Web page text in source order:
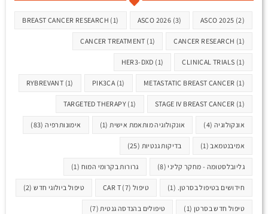
ASCO 2025 (2)
ASCO 2026 (3)
BREAST CANCER RESEARCH (1)
CANCER RESEARCH (1)
CANCER TREATMENT (1)
CLINICAL TRIALS (1)
HER3-DXD (1)
METASTATIC BREAST CANCER (1)
PIK3CA(1)
RYBREVANT (1)
STAGE IV BREAST CANCER (1)
TARGETED THERAPY(1)
אונקולוגיה (4) אונקולוגיה מותאמת אישית(1) אימונותרפיה(83)
אמיבנטמאב(1) בדיקות גנטיות (25)
גליובלסטומה - מחקר קליני(8) גרורות בקרומי המוח (1)
חידושים בטיפול בסרטן. (1) טיפול CAR T (7) טיפול ביולוגי חדש(2)
טיפול חדש בסרטן (1) טיפולים בהנדסה גנטית(7)